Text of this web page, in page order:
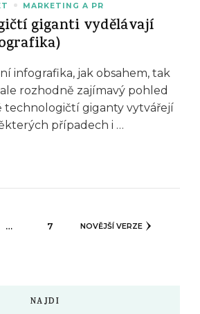
MARKETING A PR
giganti vydělávají
infografika, jak obsahem, tak
rozhodně zajímavý pohled
technologičtí giganty vytvářejí
případech i …
… STRÁNKA
7 NOVĚJŠÍ VERZE
NAJDI